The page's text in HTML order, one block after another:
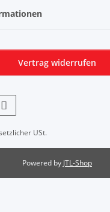
Vertrag widerrufen
USt.
Powered by JTL-Shop